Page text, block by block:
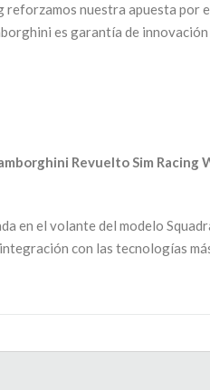
nuestra apuesta por
es garantía de
Revuelto Sim Racing
en el volante del modelo
con las tecnologías